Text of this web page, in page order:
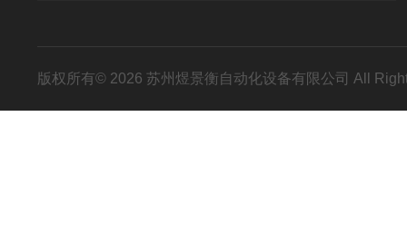
版权所有© 2026 苏州煜景衡自动化设备有限公司 All